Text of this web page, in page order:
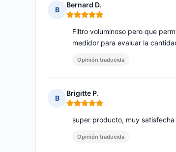
B
Bernard D.
Nota: 5 de 5
Filtro voluminoso pero que
medidor para evaluar la
Opinión traducida
B
Brigitte P.
Nota: 5 de 5
super producto, muy satisfecha
Opinión traducida